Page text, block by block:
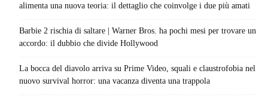
alimenta una nuova teoria: il dettaglio che coinvolge i due più amati
Barbie 2 rischia di saltare | Warner Bros. ha pochi mesi per trovare un
accordo: il dubbio che divide Hollywood
La bocca del diavolo arriva su Prime Video, squali e claustrofobia nel
nuovo survival horror: una vacanza diventa una trappola